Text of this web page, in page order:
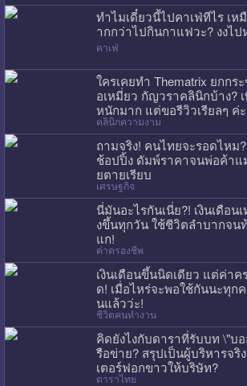
ทำไมเดี๋ยวนี้ไปคาเฟ่ทีไร เห
ากกว่าไปกินกาแฟวะ? งงไ
คาเฟ่
ใครเคยทำ Thematrix ยกก
อเหมี่ยว กัญวราคลินิกบ้าง?
หนักมาก แต่ขอรีวิวเรียลๆ ค่
คลินิกความงาม
ถามจริง! คนไทยจะรอดไหม
ช้อปปิ้ง ดัมพ์ราคาจนพ่อค้าแ
ยตายเรียบ
เศรษฐกิจ
นี่มันอะไรกันเนี่ย?! เงินเดือน
งขึ้นทุกวัน ใช้ชีวิตลำบากจน
แก!
ค่าครองชีพ
เงินเดือนขึ้นนิดเดียว แต่ค่าค
ด! เมื่อไหร่จะพอใช้กันนะทุก
นแล้วว่ะ!
ชีวิตคนทำงาน
คิดยังไงกับดาราที่รับบท \"บอ
รือข่าย? สรุปเป็นผู้บริหารจริ
เตอร์ฟอกขาวให้บริษัท?
ดาราไทย